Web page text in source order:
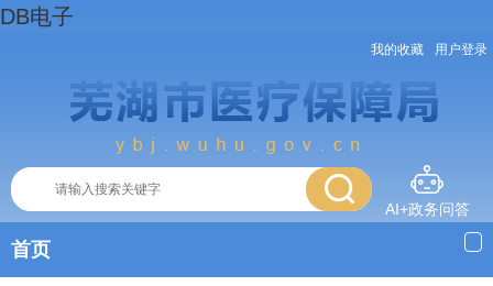
DB电子
我的收藏 用户登录
AI+政务问答
首页